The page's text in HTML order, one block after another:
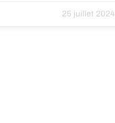
25 juillet 2024